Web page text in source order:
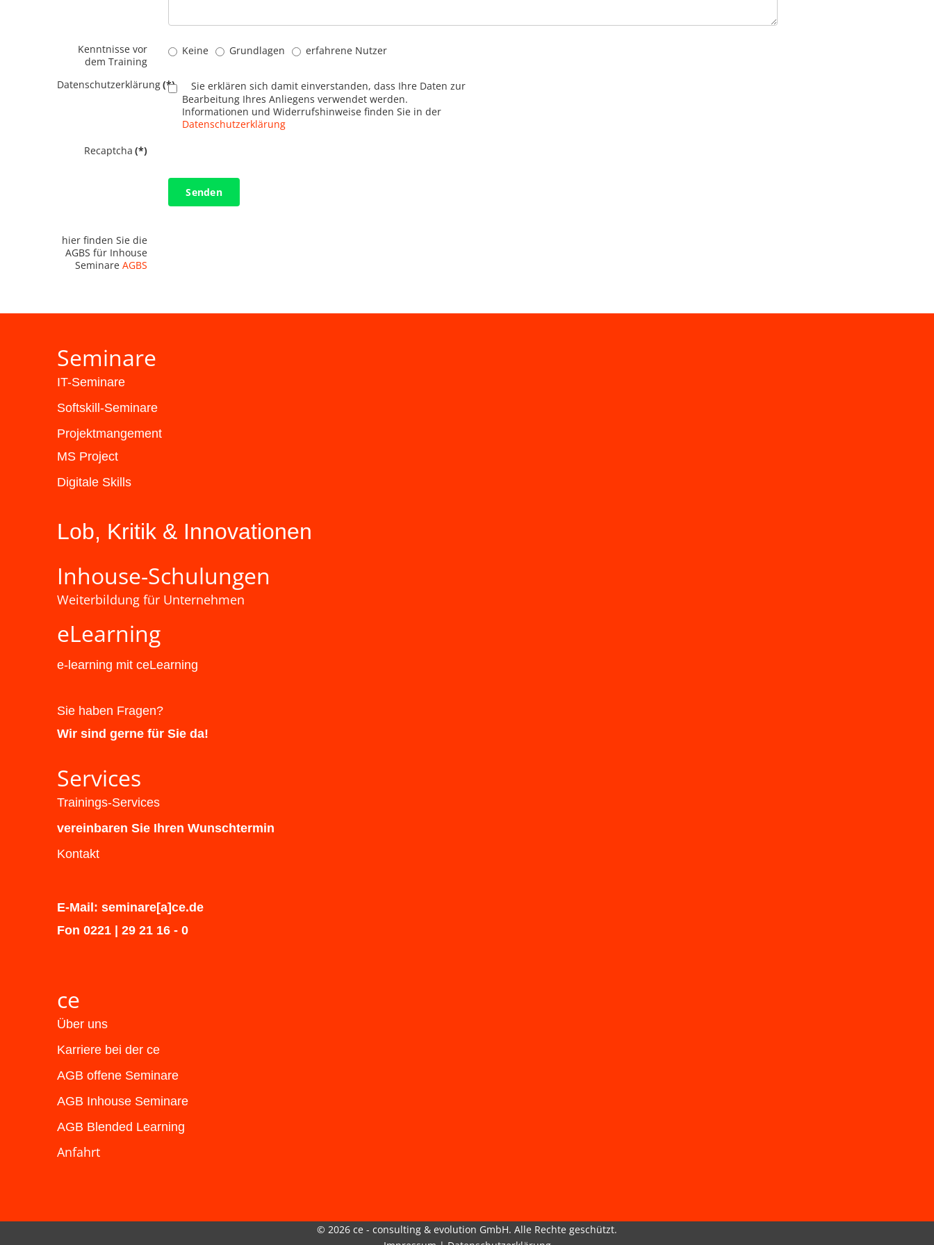
Kenntnisse vor
dem Training
Keine Grundlagen erfahrene Nutzer
Datenschutzerklärung(*)
Sie erklären sich damit einverstanden, dass Ihre Daten zur
Bearbeitung Ihres Anliegens verwendet werden.
Informationen und Widerrufshinweise finden Sie in der
Datenschutzerklärung
Recaptcha (*)
Senden
hier finden Sie die
AGBS für Inhouse
SeminareAGBS
Seminare
IT-Seminare
Softskill-Seminare
Projektmangement
MS Project
Digitale Skills
Lob, Kritik & Innovationen
Inhouse-Schulungen
Weiterbildung für Unternehmen
eLearning
e-learning mit ceLearning
Sie haben Fragen?
Wir sind gerne für Sie da!
Services
Trainings-Services
vereinbaren Sie Ihren Wunschtermin
Kontakt
E-Mail: seminare[a]ce.de
Fon 0221 | 29 21 16 - 0
ce
Über uns
Karriere bei der ce
AGB offene Seminare
AGB Inhouse Seminare
AGB Blended Learning
Anfahrt
© 2026 ce - consulting & evolution GmbH. Alle Rechte geschützt.